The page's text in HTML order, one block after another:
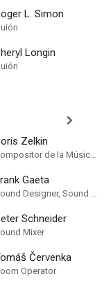
L. Simon
Longin
Zelkin
Compositor de la Música Original
Gaeta
Sound Designer, Sound Supervisor
Schneider
Mixer
Červenka
Operator